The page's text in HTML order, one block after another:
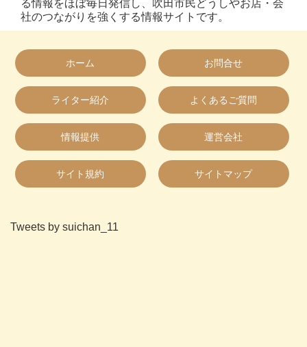
る情報をほぼ毎日発信し、吹田市民どうしやお店・会
社のつながりを強くする情報サイトです。
ホーム お問合せ
ライター紹介 よくあるご質問
情報提供 運営会社
サイト規約 サイトマップ
Tweets by suichan_11